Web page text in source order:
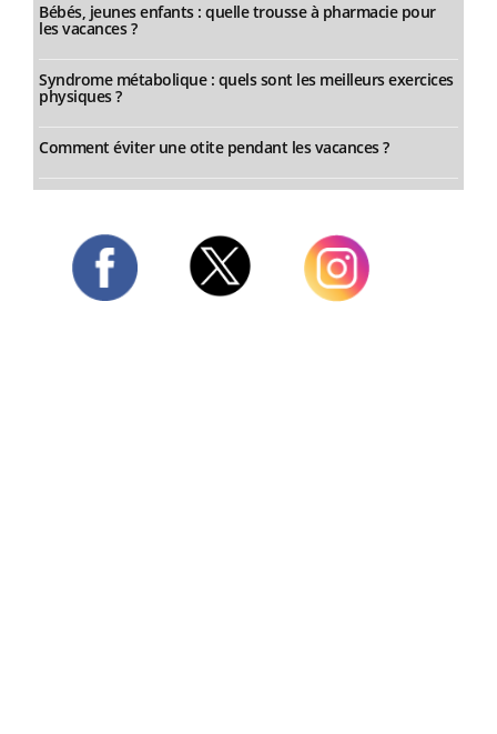
Bébés, jeunes enfants : quelle trousse à pharmacie pour
les vacances ?
Syndrome métabolique : quels sont les meilleurs exercices
physiques ?
Comment éviter une otite pendant les vacances ?